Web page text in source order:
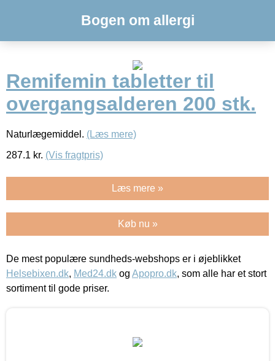
Bogen om allergi
Remifemin tabletter til
overgangsalderen 200 stk.
Naturlægemiddel. (Læs mere)
287.1 kr. (Vis fragtpris)
Læs mere »
Køb nu »
De mest populære sundheds-webshops er i øjeblikket
Helsebixen.dk, Med24.dk og Apopro.dk, som alle har et stort
sortiment til gode priser.